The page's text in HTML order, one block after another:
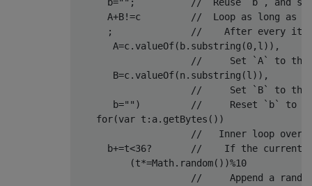
      A
+B!=c
//  Loop as long as
;
//    After every
       A
=c . valueOf( b. substring (0, l )),
//     Set `A` to the
       B
=c . valueOf(n . substring (l )),
//     Set `B` to the
       b
="" )
//     Reset `b` to an
for(var t : a. getBytes ())
//   Inner loop over
      b
+=t<36?
//    If the current
(t*=Math . random())%10
//     Append a